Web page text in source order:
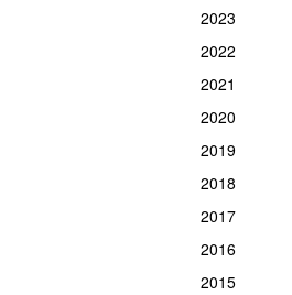
2023
2022
2021
2020
2019
2018
2017
2016
2015